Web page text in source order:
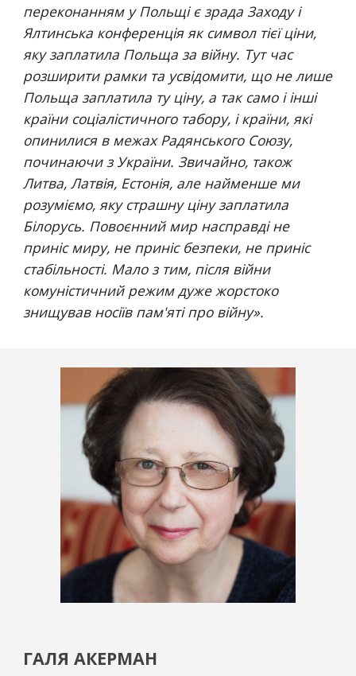
переконанням у Польщі є зрада Заходу і
Ялтинська конференція як символ тієї ціни,
яку заплатила Польща за війну. Тут час
розширити рамки та усвідомити, що не лише
Польща заплатила ту ціну, а так само і інші
країни соціалістичного табору, і країни, які
опинилися в межах Радянського Союзу,
починаючи з України. Звичайно, також
Литва, Латвія, Естонія, але найменше ми
розуміємо, яку страшну ціну заплатила
Білорусь. Повоєнний мир насправді не
приніс миру, не приніс безпеки, не приніс
стабільності. Мало з тим, після війни
комуністичний режим дуже жорстоко
знищував носіїв пам'яті про війну».
ГАЛЯ АКЕРМАН